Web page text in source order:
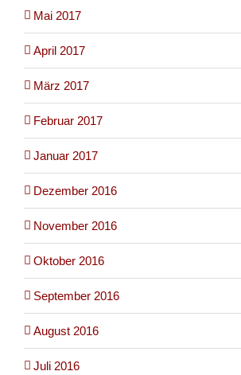
Mai 2017
April 2017
März 2017
Februar 2017
Januar 2017
Dezember 2016
November 2016
Oktober 2016
September 2016
August 2016
Juli 2016